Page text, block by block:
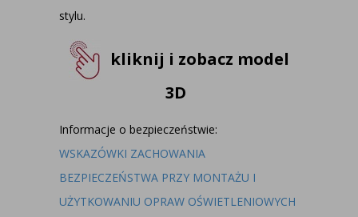
stylu.
kliknij i zobacz model
3D
Informacje o bezpieczeństwie:
WSKAZÓWKI ZACHOWANIA
BEZPIECZEŃSTWA PRZY MONTAŻU I
UŻYTKOWANIU OPRAW OŚWIETLENIOWYCH